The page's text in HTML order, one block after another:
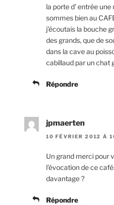
la porte d’ entrée
sommes bien au
j’écoutais la bouche
des grands, que de
dans la cave au
cabillaud par un chat
Répondre
jpmaerten
10 FÉVRIER 2012 À
Un grand merci pour
l’évocation de ce
davantage ?
Répondre